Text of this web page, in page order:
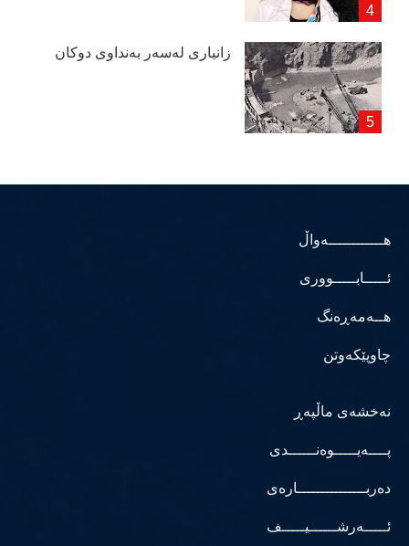
زانیاری لەسەر بەنداوی دوكان
هــــــــــــەواڵ
ئـــــابـــــووری
هــەمەڕەنگ
چاوپێکەوتن
نەخشەی ماڵپەڕ
پــــەیـــــوەنــــــدی
دەربـــــــــــــــارەی
ئـــــەرشــــــیـــــف